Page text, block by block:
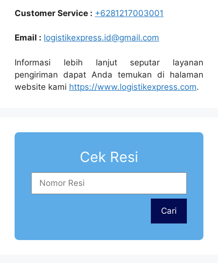
Customer Service : +6281217003001
Email : logistikexpress.id@gmail.com
Informasi lebih lanjut seputar layanan
pengiriman dapat Anda temukan di halaman
website kami https://www.logistikexpress.com.
Cek Resi
Cari
Tim dukungan pelanggan kami siap
Cs Layanan Pengiriman Bali